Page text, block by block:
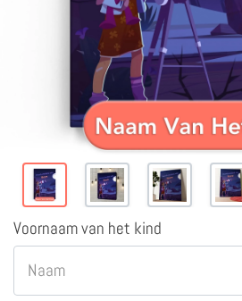
Voornaam van het kind
Naam